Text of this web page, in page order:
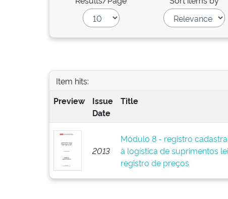
Item hits:
Preview
Issue
Date
Title
2013
Módulo 8 - registro
à logística de suprimentos
registro de preços